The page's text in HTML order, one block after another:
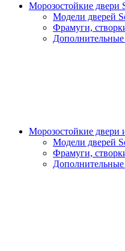
Морозостойкие двери
Модели дверей
Фрамуги,
Дополнительные
Морозостойкие двери
Модели дверей
Фрамуги,